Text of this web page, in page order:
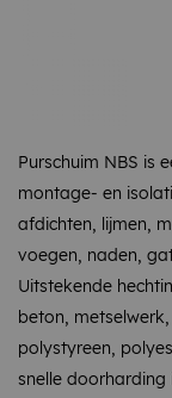
Purschuim NBS is
montage- en
afdichten, lijmen,
voegen, naden,
Uitstekende
beton,
polystyreen,
snelle